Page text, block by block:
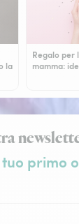
la
Regalo per
mamma:
primo